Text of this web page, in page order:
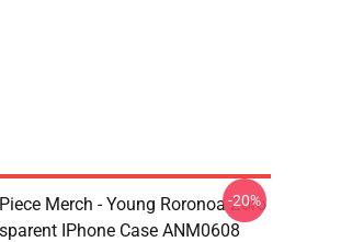
Merch - Young Roronoa Zoro
IPhone Case ANM0608
-20%